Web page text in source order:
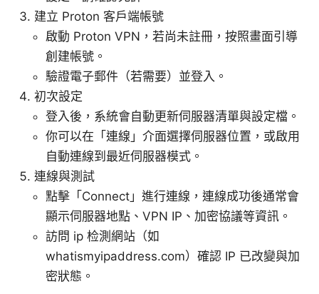
建立 Proton 客戶端帳號
啟動 Proton VPN，若尚未註冊，按照畫面引導
創建帳號。
驗證電子郵件（若需要）並登入。
初次設定
登入後，系統會自動更新伺服器清單與設定檔。
你可以在「連線」介面選擇伺服器位置，或啟用
自動連線到最近伺服器模式。
連線與測試
點擊「Connect」進行連線，連線成功後通常會
顯示伺服器地點、VPN IP、加密協議等資訊。
訪問 ip 检測網站（如
whatismyipaddress.com）確認 IP 已改變與加
密狀態。